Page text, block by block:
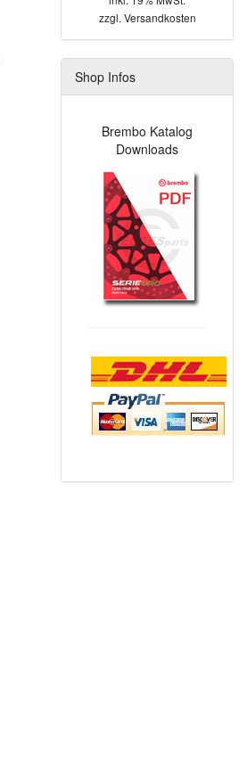
zzgl. Versandkosten
Shop Infos
Brembo Katalog
Downloads